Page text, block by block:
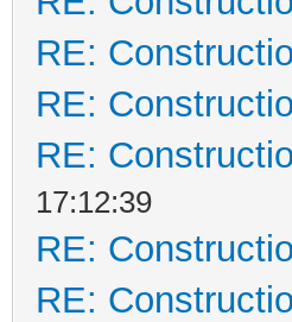
RE:
RE:
RE:
17:12:39
RE:
RE: